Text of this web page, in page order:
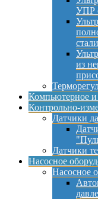
УПР
стали
из
Компьютерное и
Контрольно-
Датчики
Датчики
Насосное
Насосное